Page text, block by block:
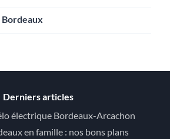
Bordeaux
Derniers articles
électrique Bordeaux-Arcachon
en famille : nos bons plans